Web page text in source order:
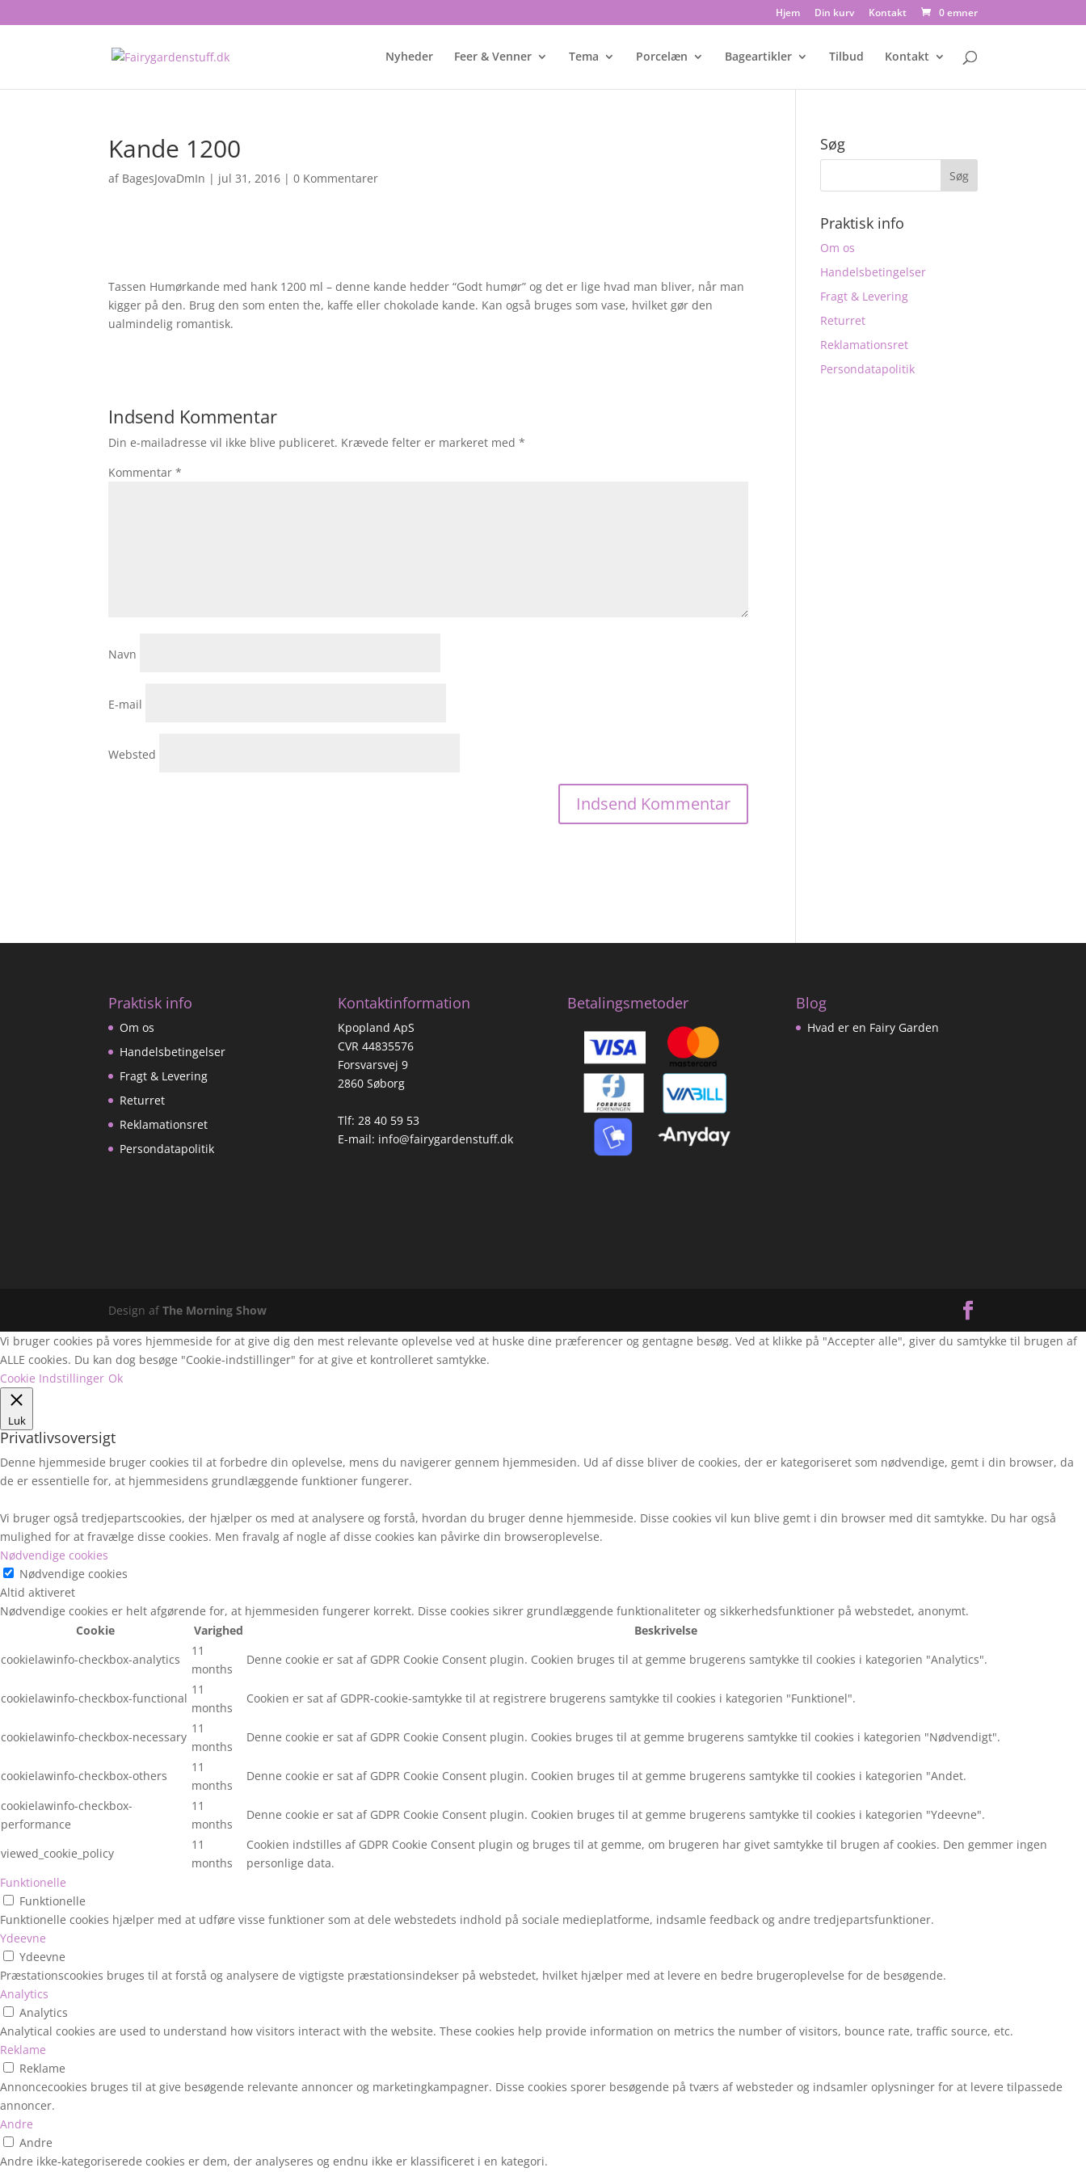
Hjem Din kurv Kontakt 0 emner
Nyheder Feer & Venner Tema Porcelæn Bageartikler Tilbud Kontakt
Kande 1200
af BagesJovaDmIn | jul 31, 2016 |0 Kommentarer
Tassen Humørkande med hank 1200 ml – denne kande hedder “Godt humør” og det er lige hvad man bliver, når man
kigger på den. Brug den som enten the, kaffe eller chokolade kande. Kan også bruges som vase, hvilket gør den
ualmindelig romantisk.
Indsend Kommentar
Din e-mailadresse vil ikke blive publiceret. Krævede felter er markeret med*
Kommentar*
Navn
E-mail
Websted
Søg
Praktisk info
Om os
Handelsbetingelser
Fragt & Levering
Returret
Reklamationsret
Persondatapolitik
Praktisk info
Om os
Handelsbetingelser
Fragt & Levering
Returret
Reklamationsret
Persondatapolitik
Kontaktinformation
Kpopland ApS
CVR 44835576
Forsvarsvej 9
2860 Søborg
Tlf: 28 40 59 53
E-mail: info@fairygardenstuff.dk
Betalingsmetoder Blog
Hvad er en Fairy Garden
Design afThe Morning Show
Vi bruger cookies på vores hjemmeside for at give dig den mest relevante oplevelse ved at huske dine præferencer og gentagne besøg. Ved at klikke på "Accepter alle", giver du samtykke til brugen af
ALLE cookies. Du kan dog besøge "Cookie-indstillinger" for at give et kontrolleret samtykke.
Cookie Indstillinger Ok
Luk
Privatlivsoversigt
Denne hjemmeside bruger cookies til at forbedre din oplevelse, mens du navigerer gennem hjemmesiden. Ud af disse bliver de cookies, der er kategoriseret som nødvendige, gemt i din browser, da
de er essentielle for, at hjemmesidens grundlæggende funktioner fungerer.
Vi bruger også tredjepartscookies, der hjælper os med at analysere og forstå, hvordan du bruger denne hjemmeside. Disse cookies vil kun blive gemt i din browser med dit samtykke. Du har også
mulighed for at fravælge disse cookies. Men fravalg af nogle af disse cookies kan påvirke din browseroplevelse.
Nødvendige cookies
Nødvendige cookies
Altid aktiveret
Nødvendige cookies er helt afgørende for, at hjemmesiden fungerer korrekt. Disse cookies sikrer grundlæggende funktionaliteter og sikkerhedsfunktioner på webstedet, anonymt.
Cookie
Varighed
Beskrivelse
cookielawinfo-checkbox-analytics
11
months
Denne cookie er sat af GDPR Cookie Consent plugin. Cookien bruges til at gemme brugerens samtykke til cookies i kategorien "Analytics".
cookielawinfo-checkbox-functional
11
months
Cookien er sat af GDPR-cookie-samtykke til at registrere brugerens samtykke til cookies i kategorien "Funktionel".
cookielawinfo-checkbox-necessary
11
months
Denne cookie er sat af GDPR Cookie Consent plugin. Cookies bruges til at gemme brugerens samtykke til cookies i kategorien "Nødvendigt".
cookielawinfo-checkbox-others
11
months
Denne cookie er sat af GDPR Cookie Consent plugin. Cookien bruges til at gemme brugerens samtykke til cookies i kategorien "Andet.
cookielawinfo-checkbox-
performance
11
months
Denne cookie er sat af GDPR Cookie Consent plugin. Cookien bruges til at gemme brugerens samtykke til cookies i kategorien "Ydeevne".
viewed_cookie_policy
11
months
Cookien indstilles af GDPR Cookie Consent plugin og bruges til at gemme, om brugeren har givet samtykke til brugen af cookies. Den gemmer ingen
personlige data.
Funktionelle
Funktionelle
Funktionelle cookies hjælper med at udføre visse funktioner som at dele webstedets indhold på sociale medieplatforme, indsamle feedback og andre tredjepartsfunktioner.
Ydeevne
Ydeevne
Præstationscookies bruges til at forstå og analysere de vigtigste præstationsindekser på webstedet, hvilket hjælper med at levere en bedre brugeroplevelse for de besøgende.
Analytics
Analytics
Analytical cookies are used to understand how visitors interact with the website. These cookies help provide information on metrics the number of visitors, bounce rate, traffic source, etc.
Reklame
Reklame
Annoncecookies bruges til at give besøgende relevante annoncer og marketingkampagner. Disse cookies sporer besøgende på tværs af websteder og indsamler oplysninger for at levere tilpassede
annoncer.
Andre
Andre
Andre ikke-kategoriserede cookies er dem, der analyseres og endnu ikke er klassificeret i en kategori.